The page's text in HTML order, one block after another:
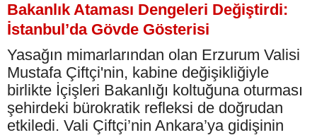
Bakanlık Ataması Dengeleri Değiştirdi:
İstanbul’da Gövde Gösterisi
Yasağın mimarlarından olan Erzurum Valisi
Mustafa Çiftçi'nin, kabine değişikliğiyle
birlikte İçişleri Bakanlığı koltuğuna oturması
şehirdeki bürokratik refleksi de doğrudan
etkiledi. Vali Çiftçi’nin Ankara’ya gidişinin